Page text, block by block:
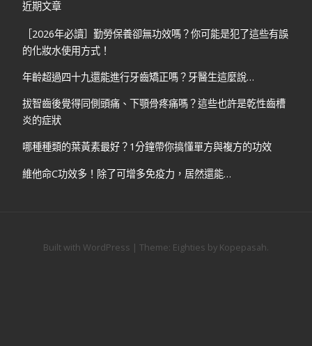
近期文章
［2026年必讀］勤勞保養卻無功效嗎？你可能是犯了這些有誤
的化妝水使用方式！
年齡超過四十九還能進行牙齒矯正嗎？牙醫生這麼說…
拔智齒後覺得同側頭痛、下顎骨疼痛嗎？這些也許是乾性齒槽
炎的症狀
哪種種類的葉黃素最好？1分鐘帶你搞懂單方與複方的功效
維他命C功效多！除了可增多免疫力，居然還能…
Built with WordPress | Theme: Eighties by Kopepasah.